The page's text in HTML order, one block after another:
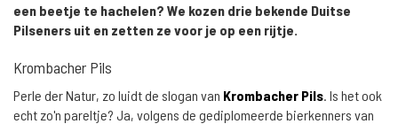
een beetje te hachelen? We kozen drie bekende Duitse
Pilseners uit en zetten ze voor je op een rijtje.
Krombacher Pils
Perle der Natur, zo luidt de slogan van Krombacher Pils . Is het ook
echt zo'n pareltje? Ja, volgens de gediplomeerde bierkenners van